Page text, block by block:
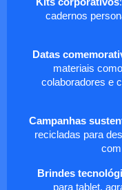
Kits corporativos
cadernos
Datas
materiais
colaboradores e
Campanhas
recicladas para
Brindes
para tablet,